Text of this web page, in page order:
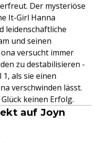
Der mysteriöse
It-Girl Hanna
leidenschaftliche
und seinen
versucht immer
zu destabilisieren -
als sie einen
verschwinden lässt.
keinen Erfolg.
auf Joyn